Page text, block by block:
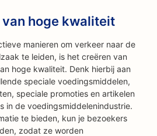
hoge kwaliteit
manieren om verkeer naar de
te leiden, is het creëren van
hoge kwaliteit. Denk hierbij aan
speciale voedingsmiddelen,
speciale promoties en artikelen
in de voedingsmiddelenindustrie.
te bieden, kun je bezoekers
zodat ze worden